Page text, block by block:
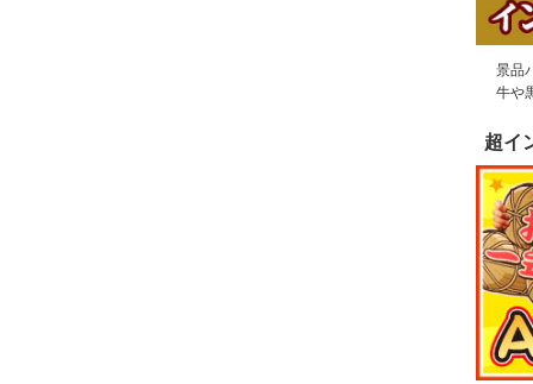
景品
牛や
超イ